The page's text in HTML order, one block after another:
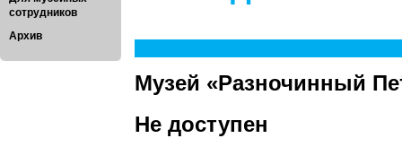
сотрудников
Архив
Музей «Разночинный
Не доступен